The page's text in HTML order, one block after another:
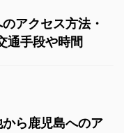
アクセス方法・
通手段や時間
ら鹿児島へのア